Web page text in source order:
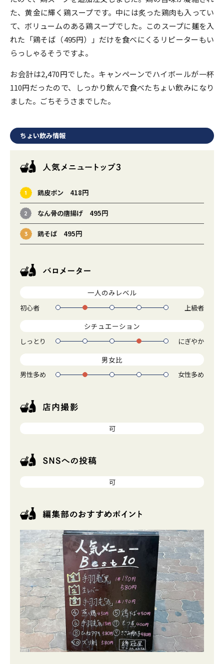
た、黄金に輝く鶏スープです。中には炙った鶏肉も入ってい
て、ボリュームのある鶏スープでした。このスープに麺を入
れた「鶏そば（495円）」だけを食べにくるリピーターもい
らっしゃるそうですよ。
お会計は2,470円でした。キャンペーンでハイボールが一杯
110円だったので、しっかり飲んで食べたちょい飲みになり
ました。ごちそうさまでした。
ちょい飲み情報
鶏皮ポン 418円
なん骨の唐揚げ 495円
鶏そば 495円
一人のみレベル
初心者 1 2 上級者
シチュエーション
しっとり 1 2 3 4 5 にぎやか
男女比
男性多め 1 2 3 4 5 女性多め
可
可